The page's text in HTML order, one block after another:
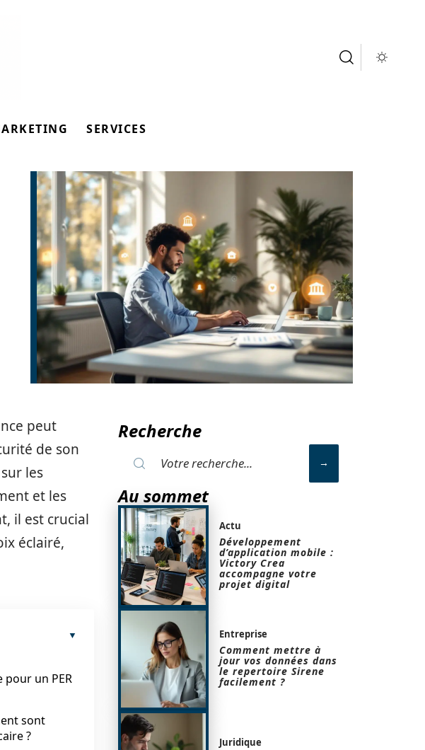
SERVICES
peut
de son
les
et les
il est crucial
éclairé,
pour un PER
sont
?
Recherche
Au sommet
Actu
Développement
d’application mobile :
Victory Crea
accompagne votre
projet digital
Entreprise
Comment mettre à
jour vos données dans
le repertoire Sirene
facilement ?
Juridique